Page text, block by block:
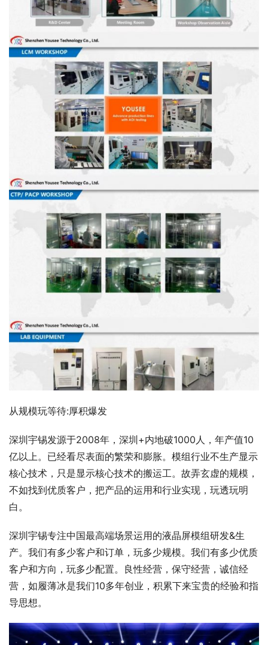
从规模玩等待:厚积爆发
深圳宇锡发源于2008年，深圳+内地破1000人，年产值10
亿以上。已经看尽表面的繁荣和膨胀。模组行业不生产显示
核心技术，只是显示核心技术的搬运工。故弄玄虚的规模，
不如找到优质客户，把产品的运用和行业实现，玩透玩明
白。
深圳宇锡专注中国最高端场景运用的液晶屏模组研发&生
产。我们有多少客户和订单，玩多少规模。我们有多少优质
客户和方向，玩多少配置。良性经营，保守经营，诚信经
营，如履薄冰是我们10多年创业，积累下来宝贵的经验和指
导思想。